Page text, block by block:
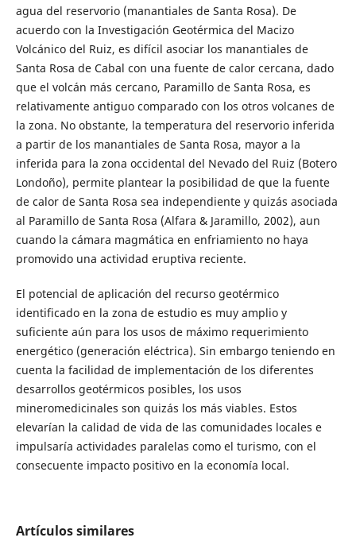
agua del reservorio (manantiales de Santa Rosa). De
acuerdo con la Investigación Geotérmica del Macizo
Volcánico del Ruiz, es difícil asociar los manantiales de
Santa Rosa de Cabal con una fuente de calor cercana, dado
que el volcán más cercano, Paramillo de Santa Rosa, es
relativamente antiguo comparado con los otros volcanes de
la zona. No obstante, la temperatura del reservorio inferida
a partir de los manantiales de Santa Rosa, mayor a la
inferida para la zona occidental del Nevado del Ruiz (Botero
Londoño), permite plantear la posibilidad de que la fuente
de calor de Santa Rosa sea independiente y quizás asociada
al Paramillo de Santa Rosa (Alfara & Jaramillo, 2002), aun
cuando la cámara magmática en enfriamiento no haya
promovido una actividad eruptiva reciente.
El potencial de aplicación del recurso geotérmico
identificado en la zona de estudio es muy amplio y
suficiente aún para los usos de máximo requerimiento
energético (generación eléctrica). Sin embargo teniendo en
cuenta la facilidad de implementación de los diferentes
desarrollos geotérmicos posibles, los usos
mineromedicinales son quizás los más viables. Estos
elevarían la calidad de vida de las comunidades locales e
impulsaría actividades paralelas como el turismo, con el
consecuente impacto positivo en la economía local.
Artículos similares